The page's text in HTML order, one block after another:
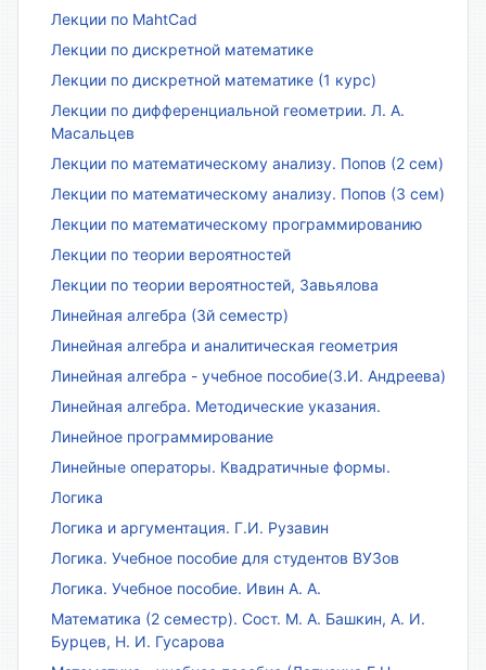
Лекции по MahtCad
Лекции по дискретной математике
Лекции по дискретной математике (1 курс)
Лекции по дифференциальной геометрии. Л. А.
Масальцев
Лекции по математическому анализу. Попов (2 сем)
Лекции по математическому анализу. Попов (3 сем)
Лекции по математическому программированию
Лекции по теории вероятностей
Лекции по теории вероятностей, Завьялова
Линейная алгебра (3й семестр)
Линейная алгебра и аналитическая геометрия
Линейная алгебра - учебное пособие(З.И. Андреева)
Линейная алгебра. Методические указания.
Линейное программирование
Линейные операторы. Квадратичные формы.
Логика
Логика и аргументация. Г.И. Рузавин
Логика. Учебное пособие для студентов ВУЗов
Логика. Учебное пособие. Ивин А. А.
Математика (2 семестр). Сост. М. А. Башкин, А. И.
Бурцев, Н. И. Гусарова